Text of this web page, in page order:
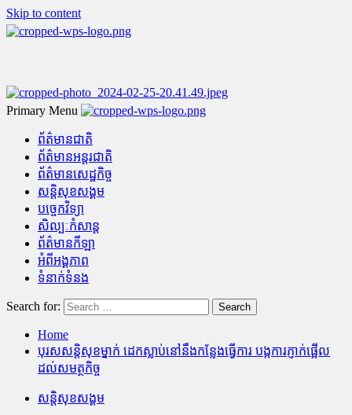
Skip to content
Primary Menu
ព័ត៌មានជាតិ
ព័ត៌មានអន្តរជាតិ
ព័ត៌មានសេដ្ឋកិច្ច
សន្តិសុខសង្គម
បច្ចេកវិទ្យា
សិល្បៈកំសាន្ត
ព័ត៌មានកីឡា
អំពីអង្គភាព
ទំនាក់ទំនង
Search for:
Home
បុរសសន្តិសុខម្នាក់ ដេកស្លាប់នៅនឹងកន្លែងធ្វើការ បង្កការភ្ញាក់ផ្អើល
ដល់សមត្ថកិច្ច
សន្តិសុខសង្គម